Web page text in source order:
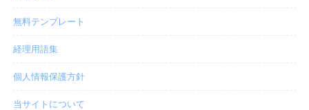
無料テンプレート
経理用語集
個人情報保護方針
当サイトについて